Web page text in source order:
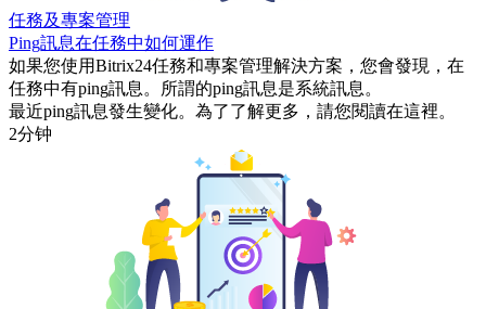
任務及專案管理
Ping訊息在任務中如何運作
如果您使用Bitrix24任務和專案管理解決方案，您會發現，在
任務中有ping訊息。所謂的ping訊息是系統訊息。
最近ping訊息發生變化。為了了解更多，請您閱讀在這裡。
2分钟